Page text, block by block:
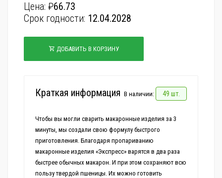
Цена: ₽66.73
Срок годности: 12.04.2028
ДОБАВИТЬ В КОРЗИНУ
Краткая информация В наличии: 49 шт.
Чтобы вы могли сварить макаронные изделия за 3
минуты, мы создали свою формулу быстрого
приготовления. Благодаря пропариванию
макаронные изделия «Экспресс» варятся в два раза
быстрее обычных макарон. И при этом сохраняют всю
пользу твердой пшеницы. Их можно готовить